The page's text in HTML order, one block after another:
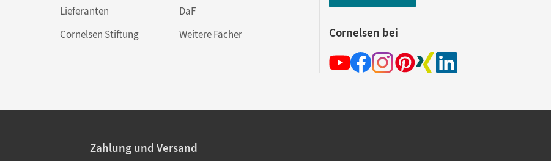
Lieferanten
Cornelsen Stiftung
DaF
Weitere Fächer
Cornelsen bei
Zahlung und Versand